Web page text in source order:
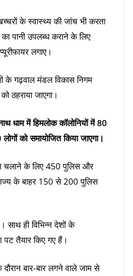
के स्वास्थ्य की जांच भी करता
पानी उपलब्ध कराने के लिए
लगाए।
के गढ़वाल मंडल विकास निगम
ठहराया जाएगा।
धाम में हिमलोक कॉलोनियों में 80
को समायोजित किया जाएगा।
चलाने के लिए 450 पुलिस और
के बाहर 150 से 200 पुलिस
साथ ही विभिन्न देशों के
पट तैयार किए गए हैं।
दौरान बार-बार लगने वाले जाम से